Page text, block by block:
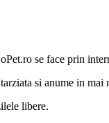
se face prin
si anume in
libere.